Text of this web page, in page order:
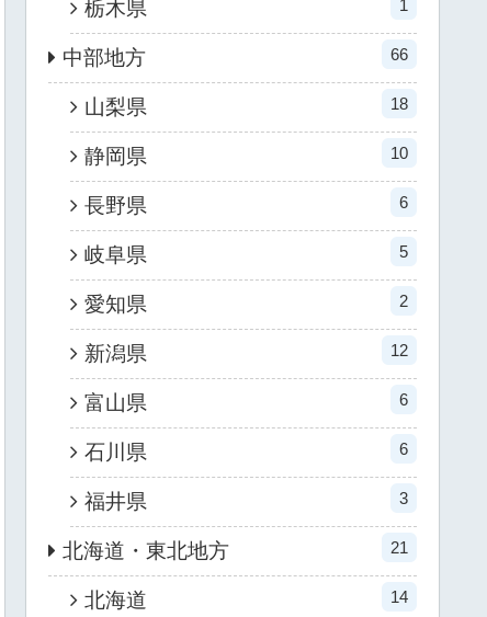
栃木県 1
中部地方 66
山梨県 18
静岡県 10
長野県 6
岐阜県 5
愛知県 2
新潟県 12
富山県 6
石川県 6
福井県 3
北海道・東北地方 21
北海道 14